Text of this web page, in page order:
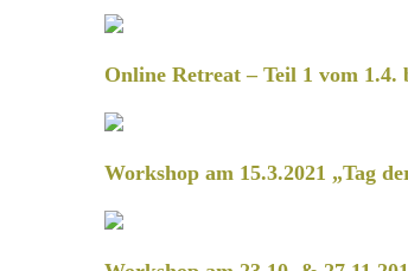
Online Retreat – Teil 1 vom 1.4.
Workshop am 15.3.2021 „Tag